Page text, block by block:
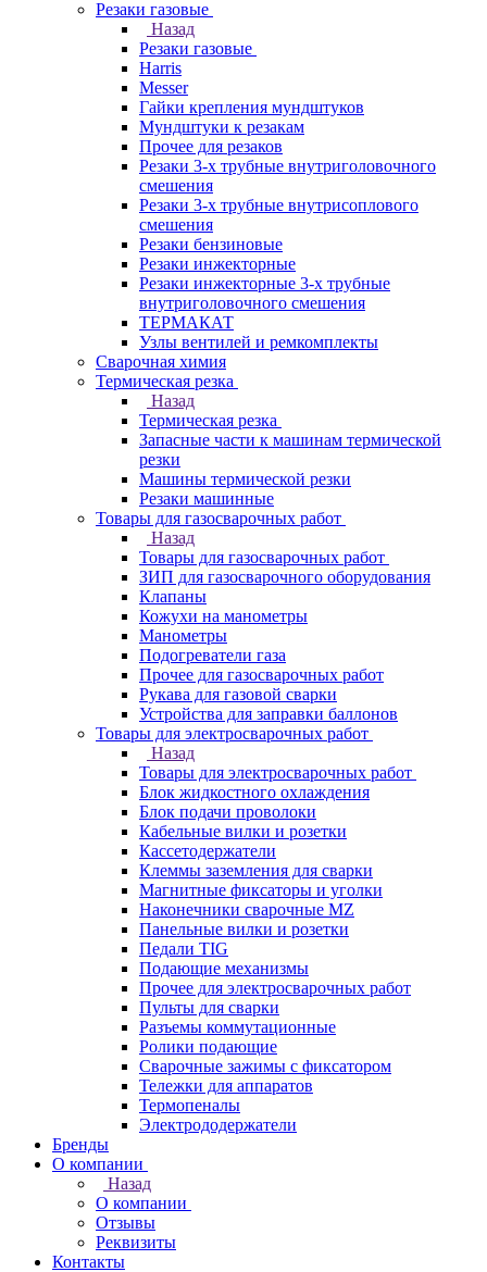
Резаки газовые
Назад
Резаки газовые
Harris
Messer
Гайки крепления мундштуков
Мундштуки к резакам
Прочее для резаков
Резаки 3-х трубные внутриголовочного
смешения
Резаки 3-х трубные внутрисоплового
смешения
Резаки бензиновые
Резаки инжекторные
Резаки инжекторные 3-х трубные
внутриголовочного смешения
ТЕРМАКАТ
Узлы вентилей и ремкомплекты
Сварочная химия
Термическая резка
Назад
Термическая резка
Запасные части к машинам термической
резки
Машины термической резки
Резаки машинные
Товары для газосварочных работ
Назад
Товары для газосварочных работ
ЗИП для газосварочного оборудования
Клапаны
Кожухи на манометры
Манометры
Подогреватели газа
Прочее для газосварочных работ
Рукава для газовой сварки
Устройства для заправки баллонов
Товары для электросварочных работ
Назад
Товары для электросварочных работ
Блок жидкостного охлаждения
Блок подачи проволоки
Кабельные вилки и розетки
Кассетодержатели
Клеммы заземления для сварки
Магнитные фиксаторы и уголки
Наконечники сварочные MZ
Панельные вилки и розетки
Педали TIG
Подающие механизмы
Прочее для электросварочных работ
Пульты для сварки
Разъемы коммутационные
Ролики подающие
Сварочные зажимы с фиксатором
Тележки для аппаратов
Термопеналы
Электрододержатели
Бренды
О компании
Назад
О компании
Отзывы
Реквизиты
Контакты